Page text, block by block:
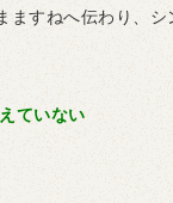
ますねへ伝わり、
ていない